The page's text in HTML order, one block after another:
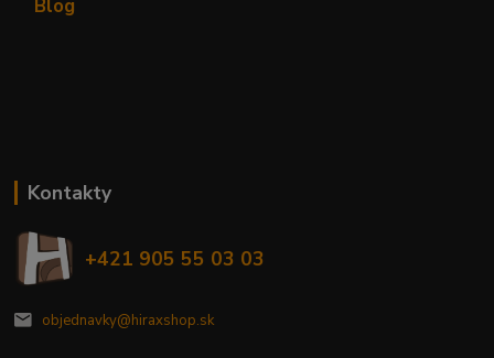
Blog
Kontakty
+421 905 55 03 03
objednavky@hiraxshop.sk